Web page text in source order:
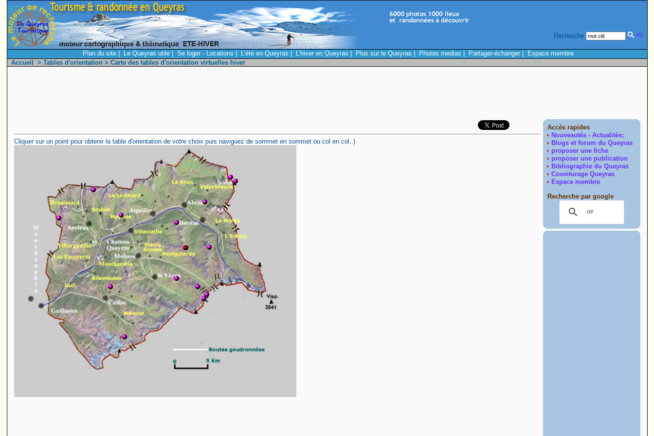
Recherche
Plan du site| Le Queyras utile| Se loger - Locations L'été en Queyras L'hiver en Queyras Plus sur le Queyras Photos medias Partager-échanger|
Espace membre
Accueil
> Tables d'orientation> Carte des tables d'orientation virtuelles hiver
Cliquer sur un point pour obtenir la table d'orientation de votre choix puis naviguez de sommet en sommet ou col en col..)
Accès rapides
Nouveautés - Actualités;
Blogs et forum du Queyras
proposer une fiche
proposer une publication
Bibliographie du Queyras
Covoiturage Queyras
Espace membre
Recherche par google